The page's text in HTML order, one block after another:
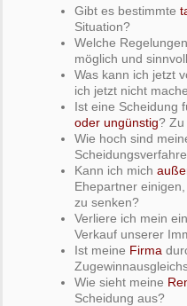
Gibt es bestimmte
Situation?
Welche
möglich und
Was kann ich jetzt
ich jetzt nicht
Ist eine Scheidung
oder ungünstig? Zu
Wie hoch sind
Kann ich mich
Ehepartner
zu senken?
Verliere ich mein
Verkauf unserer
Ist meine Firma
Wie sieht meine
Scheidung aus?